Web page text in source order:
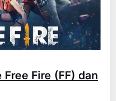
Fire (FF) dan